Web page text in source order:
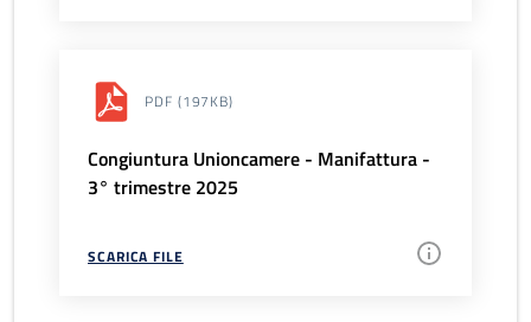
PDF (197KB)
Congiuntura Unioncamere - Manifattura -
3° trimestre 2025
SCARICA FILE